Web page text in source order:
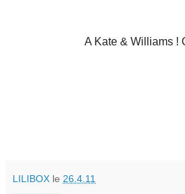
A Kate & Williams !
LILIBOX le 26.4.11